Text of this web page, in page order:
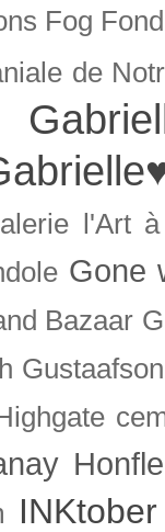
Fog
de
l'Art
Gone
Bazaar
Gustaafson
INKtober